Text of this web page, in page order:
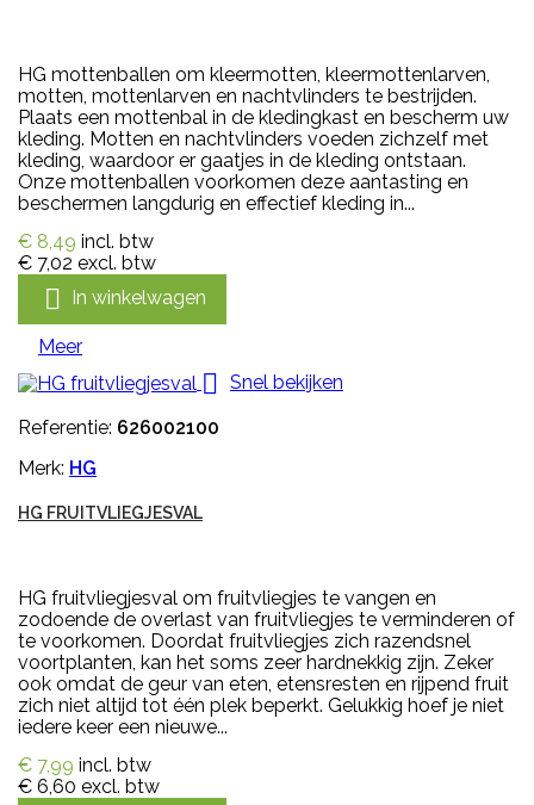
HG mottenballen om kleermotten, kleermottenlarven,
motten, mottenlarven en nachtvlinders te bestrijden.
Plaats een mottenbal in de kledingkast en bescherm uw
kleding. Motten en nachtvlinders voeden zichzelf met
kleding, waardoor er gaatjes in de kleding ontstaan.
Onze mottenballen voorkomen deze aantasting en
beschermen langdurig en effectief kleding in...
€ 8,49 incl. btw
€ 7,02 excl. btw
 In winkelwagen
Meer
 Snel bekijken
Referentie: 626002100
Merk: HG
HG FRUITVLIEGJESVAL
HG fruitvliegjesval om fruitvliegjes te vangen en
zodoende de overlast van fruitvliegjes te verminderen of
te voorkomen. Doordat fruitvliegjes zich razendsnel
voortplanten, kan het soms zeer hardnekkig zijn. Zeker
ook omdat de geur van eten, etensresten en rijpend fruit
zich niet altijd tot één plek beperkt. Gelukkig hoef je niet
iedere keer een nieuwe...
€ 7,99 incl. btw
€ 6,60 excl. btw